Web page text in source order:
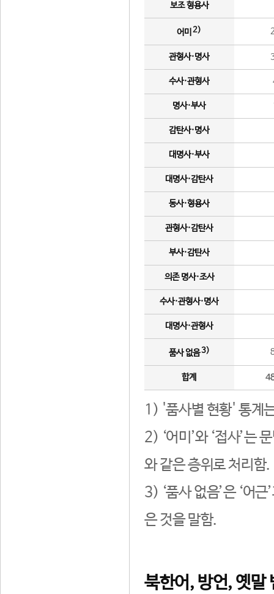
보조 형용사
어미 2)
관형사·명사
수사·관형사
명사·부사
감탄사·명사
대명사·부사
대명사·감탄사
동사·형용사
관형사·감탄사
부사·감탄사
의존 명사·조사
수사·관형사·명사
대명사·관형사
품사 없음3)
합계
1) '품사별 현황' 통계
2) ‘어미’와 ‘접사’는
와 같은 층위로 처리함.
3) ‘품사 없음’은 ‘어
은 것을 말함.
북한어, 방언, 옛말